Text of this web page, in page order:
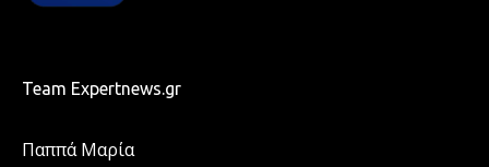
Team Expertnews.gr
Παππά Μαρία